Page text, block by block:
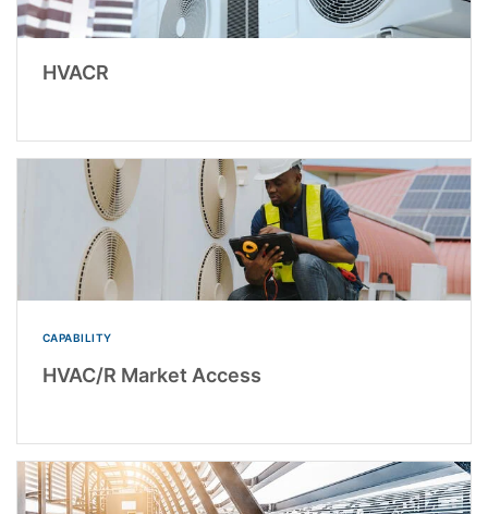
HVACR
CAPABILITY
HVAC/R Market Access